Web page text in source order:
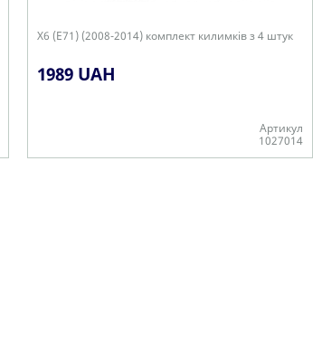
X6 (E71) (2008-2014) комплект килимків з 4 штук
1989 UAH
Артикул
1027014